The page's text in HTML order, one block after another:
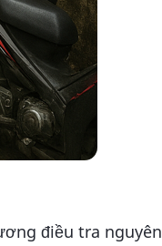
điều tra nguyên